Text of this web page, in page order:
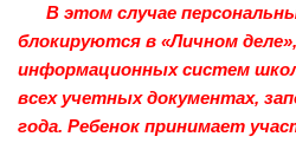
В этом случае
блокируются в «Личном
информационных систем
всех учетных документах,
года. Ребенок принимает